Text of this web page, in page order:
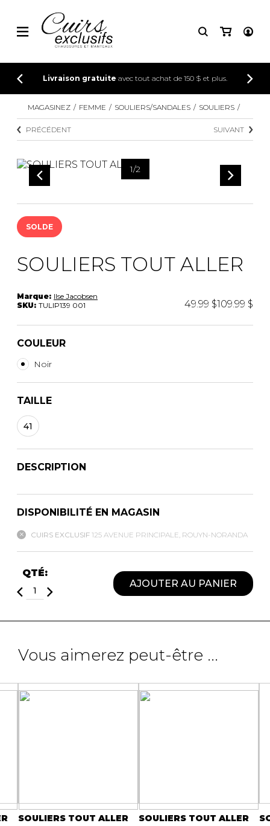
CONNEXION
INSCRIPTION
Livraison gratuite avec tout achat de 150 $ et plus.
MAGASINEZ FEMME SOULIERS/SANDALES SOULIERS
PRÉCÉDENT SUIVANT
1/2
SOLDE
SOULIERS TOUT ALLER
Marque: Ilse Jacobsen
SKU: TULIP139 001 49.99 $109.99 $
COULEUR
Noir
TAILLE
41
DESCRIPTION
DISPONIBILITÉ EN MAGASIN
CUIRS EXCLUSIF 125 AVENUE PRINCIPALE, ROUYN-NORANDA
QTÉ:
AJOUTER AU PANIER
Vous aimerez peut-être ...
SOULIERS TOUT ALLER SOULIERS TOUT ALLER